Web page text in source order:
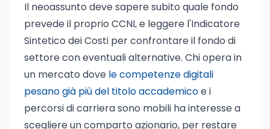
Il neoassunto deve sapere subito quale fondo
prevede il proprio CCNL e leggere l'Indicatore
Sintetico dei Costi per confrontare il fondo di
settore con eventuali alternative. Chi opera in
un mercato dove le competenze digitali
pesano già più del titolo accademicoe i
percorsi di carriera sono mobili ha interesse a
scegliere un comparto azionario, per restare